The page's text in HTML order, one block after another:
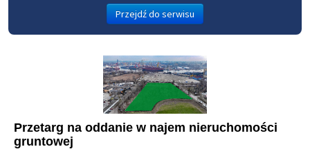
Przejdź do serwisu
Przetarg na oddanie w najem nieruchomości
gruntowej